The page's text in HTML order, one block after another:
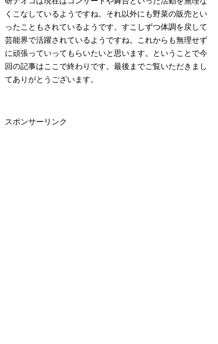
くこなしているようですね。それ以外にも野菜の販売とい
ったこともされているようです。すこしずつ体調を戻して
芸能界で活躍されているようですね。これからも無理せず
に頑張っていってもらいたいと思います。ということで今
回の記事はここで終わりです。最後までご覧いただきまし
てありがとうございます。
スポンサーリンク